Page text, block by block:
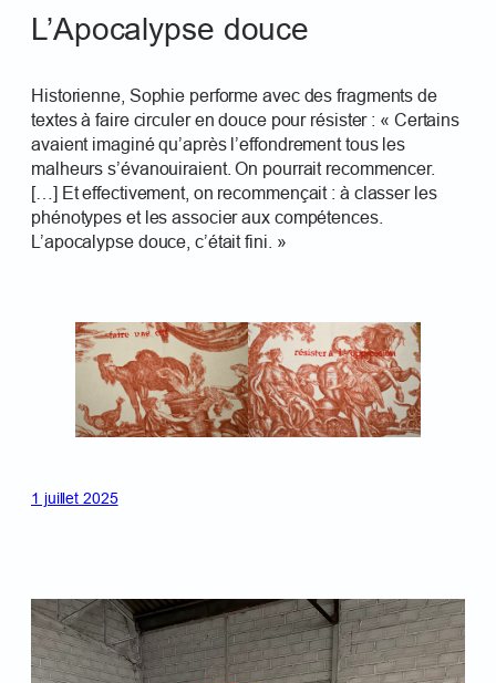
L’Apocalypse douce
Historienne, Sophie performe avec des fragments de
textes à faire circuler en douce pour résister : « Certains
avaient imaginé qu’après l’effondrement tous les
malheurs s’évanouiraient. On pourrait recommencer.
[…] Et effectivement, on recommençait : à classer les
phénotypes et les associer aux compétences.
L’apocalypse douce, c’était fini. »
1 juillet 2025